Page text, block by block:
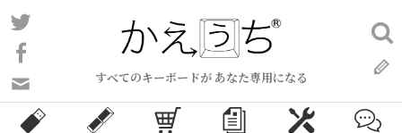
コ
ン
ン
ツ
すべてのキーボードが あなた専用になる
い
合
検
索: